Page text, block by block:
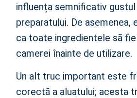
influența semnificativ
preparatului. De
ca toate ingredientele să
camerei înainte de utilizare.
Un alt truc important este
corectă a aluatului; acesta